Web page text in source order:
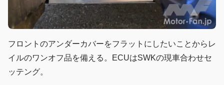
フロントのアンダーカバーをフラットにしたいことからレ
イルのワンオフ品を備える。ECUはSWKの現車合わせセ
ッテング。